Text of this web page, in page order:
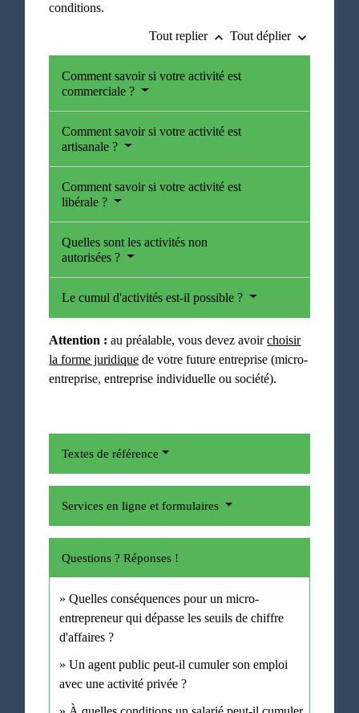
conditions.
Tout replier keyboard_arrow_up Tout déplier keyboard_arrow_down
Comment savoir si votre activité est
commerciale ?
Comment savoir si votre activité est
artisanale ?
Comment savoir si votre activité est
libérale ?
Quelles sont les activités non
autorisées ?
Le cumul d'activités est-il possible ?
Attention : au préalable, vous devez avoirchoisir
la forme juridique de votre future entreprise (micro-
entreprise, entreprise individuelle ou société).
Textes de référence
Services en ligne et formulaires
Questions ? Réponses !
Quelles conséquences pour un micro-
entrepreneur qui dépasse les seuils de chiffre
d'affaires ?
Un agent public peut-il cumuler son emploi
avec une activité privée ?